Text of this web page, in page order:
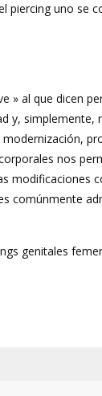
piercing uno se
» al que dicen
y, simplemente,
nos
modificaciones
comúnmente
genitales